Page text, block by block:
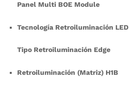
Panel Multi BOE Module
Tecnología Retroiluminación LED
Tipo Retroiluminación Edge
Retroiluminación (Matriz) H1B